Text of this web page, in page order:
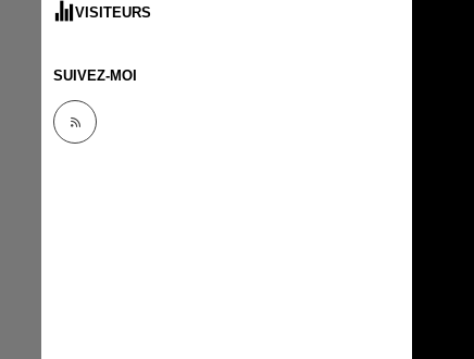
VISITEURS
SUIVEZ-MOI